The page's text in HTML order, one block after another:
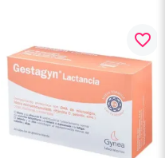
favorite_border